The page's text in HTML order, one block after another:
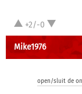
+2/-0
Mike1976
open/sluit de